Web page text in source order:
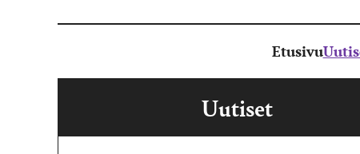
Etusivu
Uutiset